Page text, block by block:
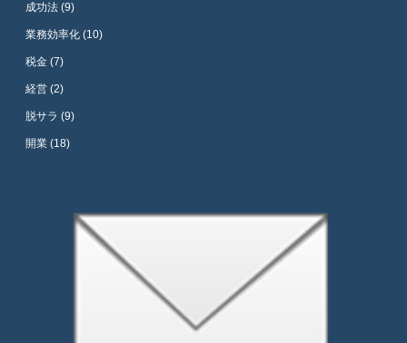
成功法 (9)
業務効率化 (10)
税金 (7)
経営 (2)
脱サラ (9)
開業 (18)